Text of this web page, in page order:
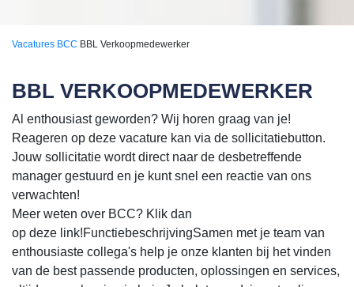
Vacatures BCC BBL Verkoopmedewerker
BBL VERKOOPMEDEWERKER
Al enthousiast geworden? Wij horen graag van je!
Reageren op deze vacature kan via de sollicitatiebutton.
Jouw sollicitatie wordt direct naar de desbetreffende
manager gestuurd en je kunt snel een reactie van ons
verwachten!
Meer weten over BCC? Klik dan
op deze link!FunctiebeschrijvingSamen met je team van
enthousiaste collega's help je onze klanten bij het vinden
van de best passende producten, oplossingen en services,